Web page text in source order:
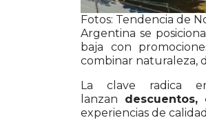
Fotos: Tendencia de
Argentina se
baja con
combinar naturaleza,
La clave radica
lanzan descuentos,
experiencias de